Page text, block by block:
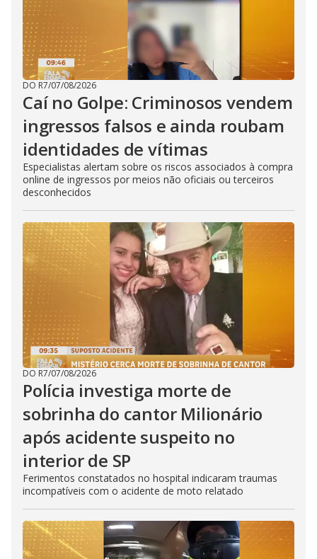
DO R7/07/08/2026
Caí no Golpe: Criminosos vendem
ingressos falsos e ainda roubam
identidades de vítimas
Especialistas alertam sobre os riscos associados à compra
online de ingressos por meios não oficiais ou terceiros
desconhecidos
DO R7/07/08/2026
Polícia investiga morte de
sobrinha do cantor Milionário
após acidente suspeito no
interior de SP
Ferimentos constatados no hospital indicaram traumas
incompatíveis com o acidente de moto relatado